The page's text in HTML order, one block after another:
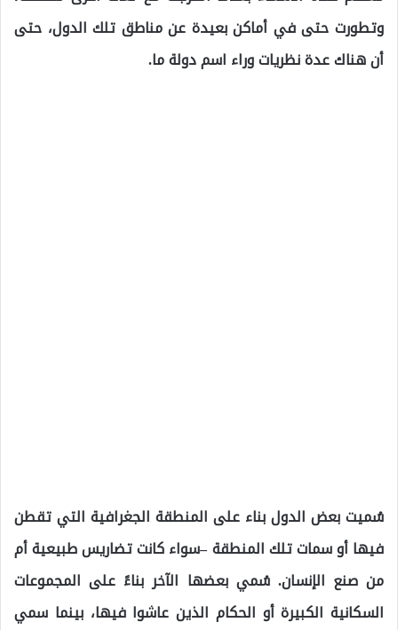
وتطورت حتى في أماكن بعيدة عن مناطق تلك الدول، حتى
أن هناك عدة نظريات وراء اسم دولة ما.
سُميت بعض الدول بناء على المنطقة الجغرافية التي تقطن
فيها أو سمات تلك المنطقة –سواء كانت تضاريس طبيعية أم
من صنع الإنسان. سُمي بعضها الآخر بناءً على المجموعات
السكانية الكبيرة أو الحكام الذين عاشوا فيها، بينما سمي